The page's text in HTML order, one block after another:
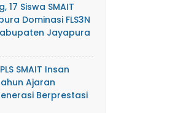
17 Siswa SMAIT
Dominasi FLS3N
Jayapura
SMAIT Insan
Ajaran
Berprestasi